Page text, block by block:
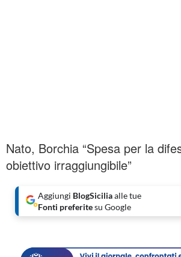
Nato, Borchia “Spesa per la
obiettivo irraggiungibile”
Aggiungi BlogSiciliaalle tue
Fonti preferitesu Google